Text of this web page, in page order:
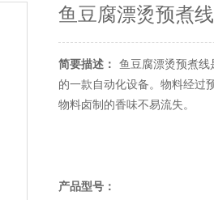
鱼豆腐漂烫预煮
简要描述：
鱼豆腐漂烫预煮线
的一款自动化设备。物料经过
物料卤制的香味不易流失。
产品型号：